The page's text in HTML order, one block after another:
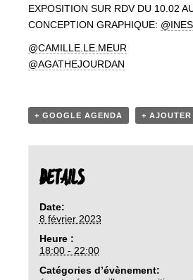
EXPOSITION SUR RDV DU 10.02
CONCEPTION GRAPHIQUE:
@CAMILLE.LE.MEUR
@AGATHEJOURDAN
+ GOOGLE AGENDA +
DETAILS
Date:
8 février 2023
Heure :
18:00 - 22:00
Catégories d’évènement: